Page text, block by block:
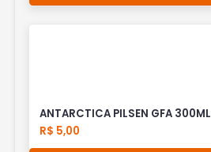
ANTARCTICA PILSEN GFA 300ML
R$ 5,00